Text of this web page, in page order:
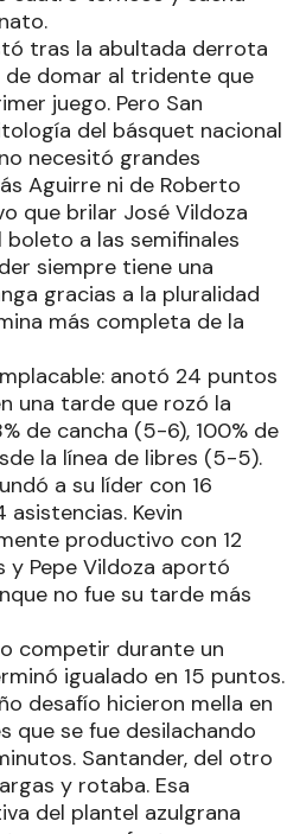
tras la abultada derrota
domar al tridente que
juego. Pero San
del básquet nacional
necesitó grandes
Aguirre ni de Roberto
que brilar José Vildoza
a las semifinales
siempre tiene una
gracias a la pluralidad
más completa de la
anotó 24 puntos
una tarde que rozó la
de cancha (5-6), 100% de
la línea de libres (5-5).
a su líder con 16
Kevin
productivo con 12
y Pepe Vildoza aportó
no fue su tarde más
competir durante un
igualado en 15 puntos.
desafío hicieron mella en
que se fue desilachando
Santander, del otro
y rotaba. Esa
del plantel azulgrana